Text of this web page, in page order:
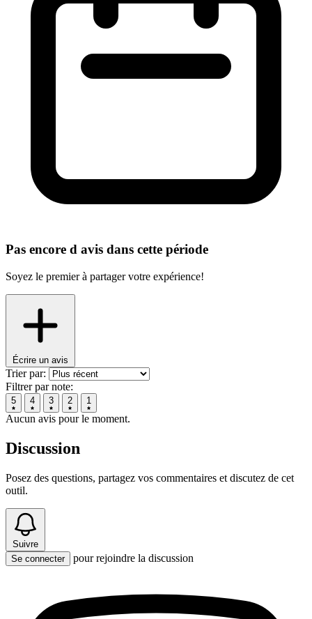
Pas encore d avis dans cette période
Soyez le premier à partager votre expérience!
Écrire un avis
Trier par:
Filtrer par note:
5 4 3 2 1
Aucun avis pour le moment.
Discussion
Posez des questions, partagez vos commentaires et discutez de cet
outil.
Suivre
Se connecter
pour rejoindre la discussion